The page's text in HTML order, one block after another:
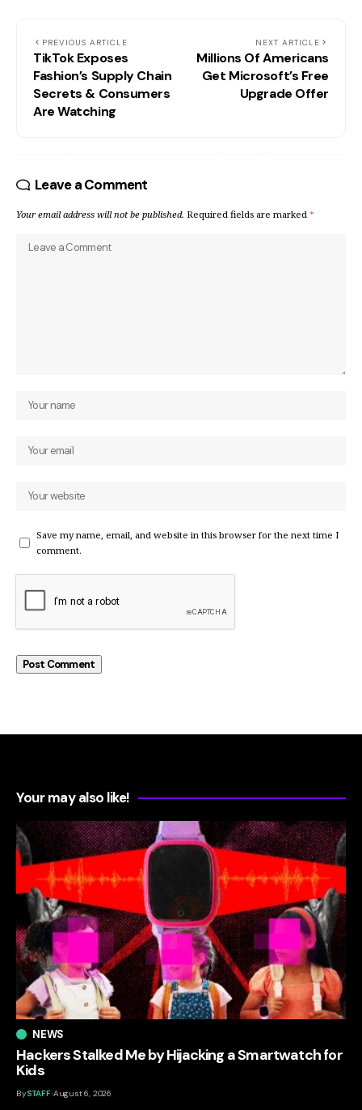
PREVIOUS ARTICLE
TikTok Exposes
Fashion’s Supply Chain
Secrets & Consumers
Are Watching
NEXT ARTICLE
Millions Of Americans
Get Microsoft’s Free
Upgrade Offer
Leave a Comment
Your email address will not be published. Required fields are marked *
Save my name, email, and website in this browser for the next time I
comment.
Your may also like!
NEWS
Hackers Stalked Me by Hijacking a Smartwatch for
Kids
BySTAFF August 6, 2026